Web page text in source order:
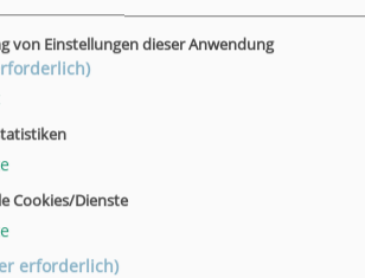
von Einstellungen dieser Anwendung
Cookies/Dienste
erforderlich)